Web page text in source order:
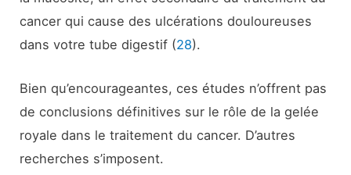
cancer qui cause des ulcérations douloureuses
dans votre tube digestif (28).
Bien qu’encourageantes, ces études n’offrent pas
de conclusions définitives sur le rôle de la gelée
royale dans le traitement du cancer. D’autres
recherches s’imposent.